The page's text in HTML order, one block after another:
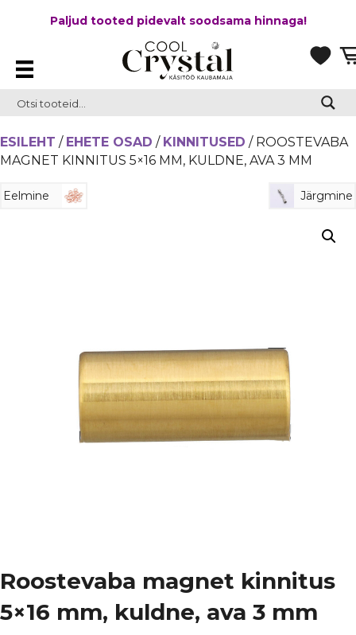
Paljud tooted pidevalt soodsama hinnaga!
ESILEHT / EHETE OSAD / KINNITUSED / ROOSTEVABA
MAGNET KINNITUS 5×16 MM, KULDNE, AVA 3 MM
Eelmine Järgmine
Roostevaba magnet kinnitus
5×16 mm, kuldne, ava 3 mm